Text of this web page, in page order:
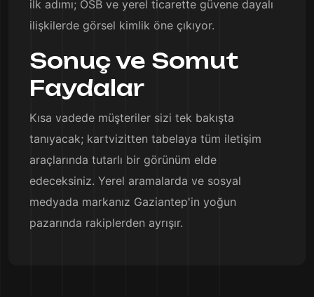
ilk adımı; OSB ve yerel ticarette güvene dayalı
ilişkilerde görsel kimlik öne çıkıyor.
Sonuç ve Somut
Faydalar
Kısa vadede müşteriler sizi tek bakışta
tanıyacak; kartvizitten tabelaya tüm iletişim
araçlarında tutarlı bir görünüm elde
edeceksiniz. Yerel aramalarda ve sosyal
medyada markanız Gaziantep'in yoğun
pazarında rakiplerden ayrışır.